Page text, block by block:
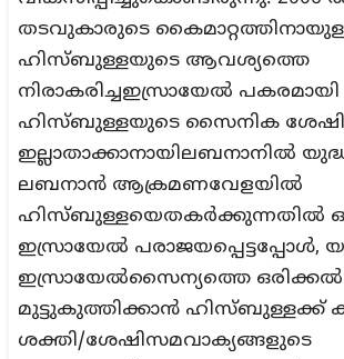
തടവുകാരുടെ
ഹിസ്ബുള്ളയുടെ ആവശ്യത്തെ
നിരാകരിച്ചഇസ്രായേല്‍ പകരമായി
ഹിസ്ബുള്ളയുടെ സൈനിക
ഇല്ലാതാക്കാനായിലബനാനില്‍
ലബനാന്‍ ആക്രമണവേളയില്‍
ഹിസ്ബുള്ളയെതകര്‍ക്കുന്നതില്‍
ഇസ്രായേല്‍ പരാജയപ്പെട്ടപ്പോള്‍,
ഇസ്രായേല്‍സൈന്യത്തെ ഒരിക്കല്‍
മുട്ടുകുത്തിക്കാന്‍ ഹിസ്ബുള്ളക്ക്
ശക്തി/ശേഷിസമവാക്യങ്ങളുടെ